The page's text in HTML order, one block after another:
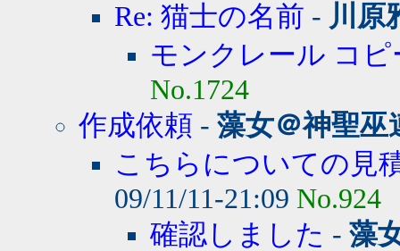
Re: 猫士の名前 - 川原
モンクレール コ
No.1724
作成依頼 - 藻女＠神聖巫
こちらについての見
09/11/11-21:09 No.924
確認しました - 藻